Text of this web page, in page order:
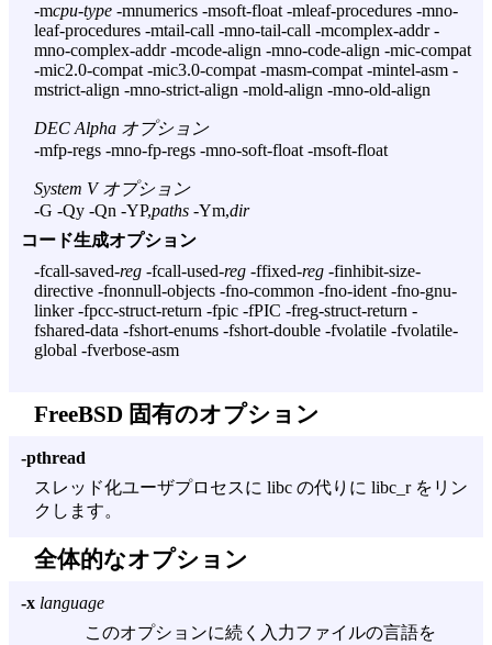
-mcpu-type -mnumerics -msoft-float -mleaf-procedures -mno-
leaf-procedures -mtail-call -mno-tail-call -mcomplex-addr -
mno-complex-addr -mcode-align -mno-code-align -mic-compat
-mic2.0-compat -mic3.0-compat -masm-compat -mintel-asm -
mstrict-align -mno-strict-align -mold-align -mno-old-align
DEC Alpha オプション
-mfp-regs -mno-fp-regs -mno-soft-float -msoft-float
System V オプション
-G -Qy -Qn -YP,paths -Ym,dir
コード生成オプション
-fcall-saved-reg -fcall-used-reg -ffixed-reg -finhibit-size-
directive -fnonnull-objects -fno-common -fno-ident -fno-gnu-
linker -fpcc-struct-return -fpic -fPIC -freg-struct-return -
fshared-data -fshort-enums -fshort-double -fvolatile -fvolatile-
global -fverbose-asm
FreeBSD 固有のオプション
-pthread
スレッド化ユーザプロセスに libc の代りに libc_r をリン
クします。
全体的なオプション
-x language
このオプションに続く入力ファイルの言語を